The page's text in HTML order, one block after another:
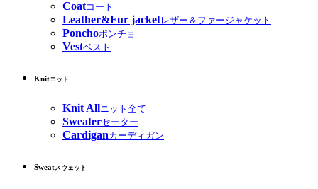
Coatコート
Leather&Fur jacketレザー＆ファージャケット
Ponchoポンチョ
Vestベスト
Knitニット
Knit Allニット全て
Sweaterセーター
Cardiganカーディガン
Sweatスウェット